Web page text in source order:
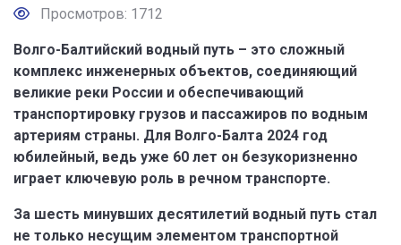
Просмотров: 1712
Волго-Балтийский водный путь – это сложный
комплекс инженерных объектов, соединяющий
великие реки России и обеспечивающий
транспортировку грузов и пассажиров по водным
артериям страны. Для Волго-Балта 2024 год
юбилейный, ведь уже 60 лет он безукоризненно
играет ключевую роль в речном транспорте.
За шесть минувших десятилетий водный путь стал
не только несущим элементом транспортной